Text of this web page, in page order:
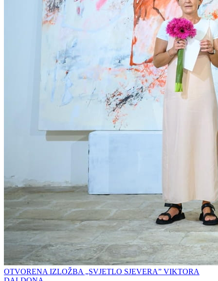
OTVORENA IZLOŽBA „SVJETLO SJEVERA” VIKTORA